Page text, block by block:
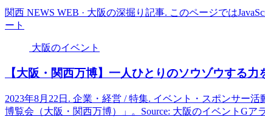
関西 NEWS WEB · 大阪の深掘り記事. このページでは
ート
大阪のイベント
【大阪 ・関西万博】一人ひとりのソウゾウする
2023年8月22日. 企業・経営 / 特集. イベント・スポンサー
博覧会（大阪・関西万博）」。Source: 大阪のイベントGア